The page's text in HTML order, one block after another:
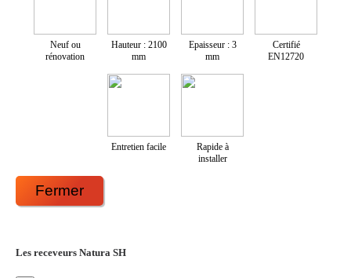
Neuf ou
rénovation
Hauteur : 2100
mm
Epaisseur : 3
mm
Certifié
EN12720
Entretien facile
Rapide à
installer
Fermer
Les receveurs Natura SH